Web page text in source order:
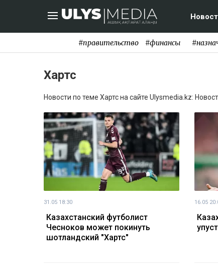
#правительство #финансы
Хартс
Новости по теме Хартс на сайте Ulysmedia.kz:
31.05 18:30
Казахстанский футболист
Чесноков может покинуть
шотландский "Хартс"
16.05